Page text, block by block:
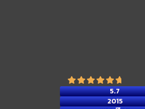
5.7
2015